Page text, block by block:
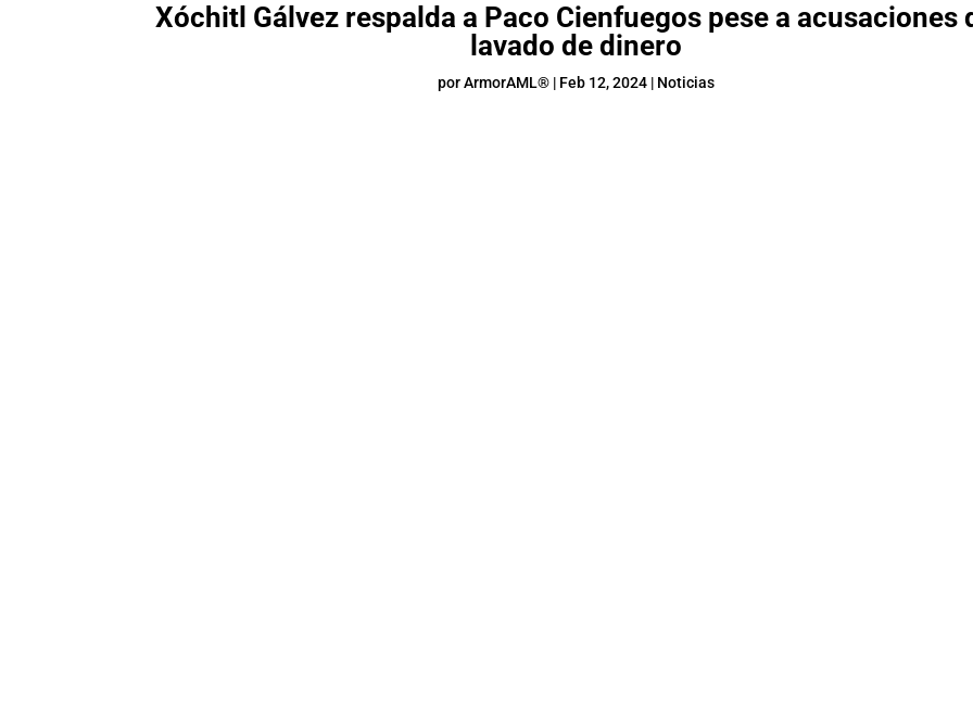
Xóchitl Gálvez respalda a Paco Cienfuegos pese a acusaciones
lavado de dinero
porArmorAML®| Feb 12, 2024| Noticias